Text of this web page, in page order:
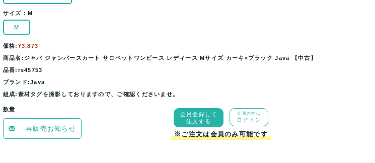
サイズ： M
M
価格: ¥3,873
商品名:ジャバ ジャンパースカート サロペットワンピース レディース Mサイズ カーキ×ブラック Java 【中古】
品番:rs45753
ブランド:Java
組成:素材タグを撮影しておりますので、ご確認くださいませ。
数量
再販売お知らせ
会員登録して
注文する
会員の方は
ログイン
※ご注文は会員のみ可能です